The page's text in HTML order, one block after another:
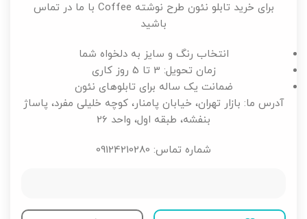
برای خرید تابلو نئون طرح نوشته Coffee با ما در تماس
باشید
انتخاب رنگ و سایز به دلخواه شما
زمان تحویل: 3 تا 5 روز کاری
ضمانت یک ساله برای تابلوهای نئون
آدرس ما: بازار تهران، خیابان پامنار، کوچه خلیلی مفرد، پاساژ
بنفشه، طبقه اول، واحد 26
شماره تماس: 09124210280